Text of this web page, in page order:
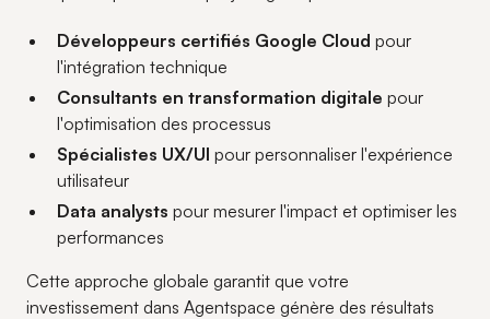
Développeurs certifiés Google Cloud pour
l'intégration technique
Consultants en transformation digitale pour
l'optimisation des processus
Spécialistes UX/UI pour personnaliser l'expérience
utilisateur
Data analysts pour mesurer l'impact et optimiser les
performances
Cette approche globale garantit que votre
investissement dans Agentspace génère des résultats